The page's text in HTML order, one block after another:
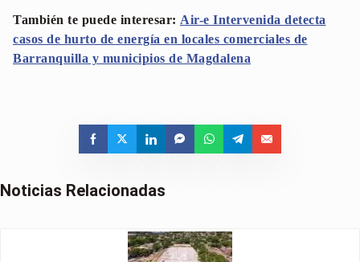
También te puede interesar: Air-e Intervenida detecta
casos de hurto de energía en locales comerciales de
Barranquilla y municipios de Magdalena
Noticias Relacionadas